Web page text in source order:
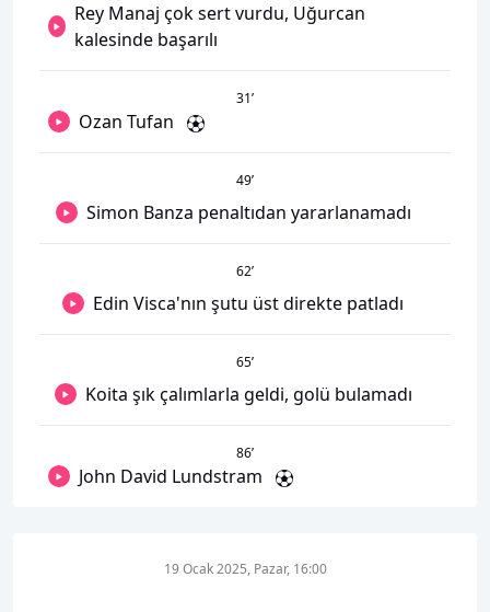
Rey Manaj çok sert vurdu, Uğurcan
kalesinde başarılı
31’
Ozan Tufan
49’
Simon Banza penaltıdan yararlanamadı
62’
Edin Visca'nın şutu üst direkte patladı
65’
Koita şık çalımlarla geldi, golü bulamadı
86’
John David Lundstram
19 Ocak 2025, Pazar, 16:00